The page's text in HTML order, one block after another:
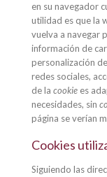
en su navegador
utilidad es que la
vuelva a navegar
información de
personalización
redes sociales,
de la cookiees
necesidades, sin
página se verían
Cookies
Siguiendo las